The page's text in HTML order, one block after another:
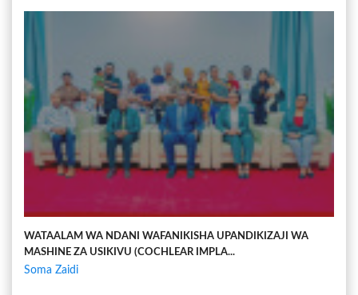
WATAALAM WA NDANI WAFANIKISHA UPANDIKIZAJI WA
MASHINE ZA USIKIVU (COCHLEAR IMPLA...
Soma Zaidi